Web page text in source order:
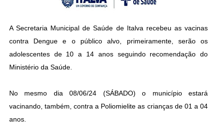
A Secretaria Municipal de Saúde de Italva recebeu as vacinas
contra Dengue e o público alvo, primeiramente, serão os
adolescentes de 10 a 14 anos seguindo recomendação do
Ministério da Saúde.
No mesmo dia 08/06/24 (SÁBADO) o município estará
vacinando, também, contra a Poliomielite as crianças de 01 a 04
anos.